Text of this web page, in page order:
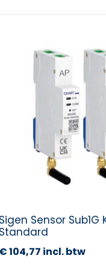
Sigen Sensor Sub1G
Standard
€104,77